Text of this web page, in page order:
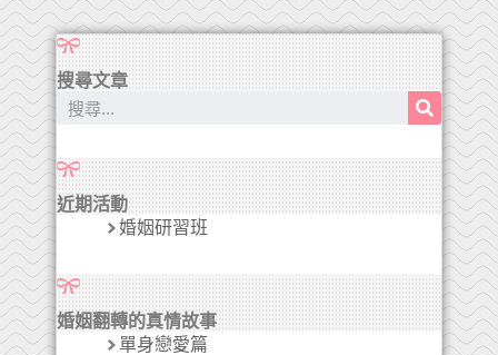
搜尋文章
近期活動
婚姻研習班
婚姻翻轉的真情故事
單身戀愛篇